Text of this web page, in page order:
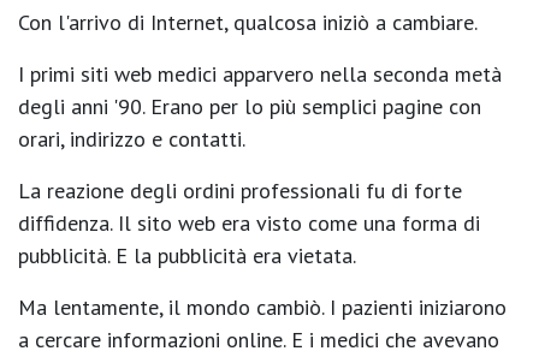
Con l'arrivo di Internet, qualcosa iniziò a cambiare.
I primi siti web medici apparvero nella seconda metà
degli anni '90. Erano per lo più semplici pagine con
orari, indirizzo e contatti.
La reazione degli ordini professionali fu di forte
diffidenza. Il sito web era visto come una forma di
pubblicità. E la pubblicità era vietata.
Ma lentamente, il mondo cambiò. I pazienti iniziarono
a cercare informazioni online. E i medici che avevano